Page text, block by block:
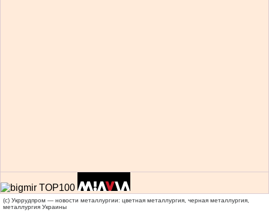
(c) Укррудпром — новости металлургии: цветная металлургия, черная металлургия,
металлургия Украины